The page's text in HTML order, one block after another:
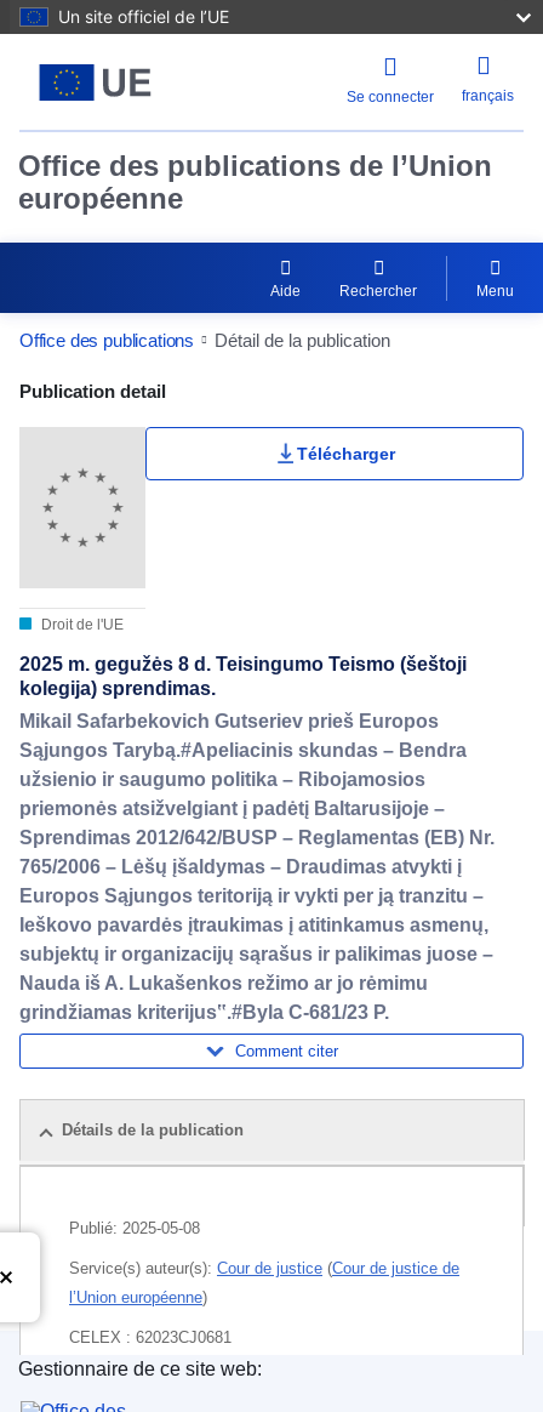
Un site officiel de l’UE
Se connecter français
Office des publications de l’Union
européenne
Aide Rechercher Menu
Office des publications Détail de la publication
Publication Detail Actions Portlet
Publication detail
Droit de l'UE
Télécharger
2025 m. gegužės 8 d. Teisingumo Teismo (šeštoji
kolegija) sprendimas.
Mikail Safarbekovich Gutseriev prieš Europos
Sąjungos Tarybą.#Apeliacinis skundas – Bendra
užsienio ir saugumo politika – Ribojamosios
priemonės atsižvelgiant į padėtį Baltarusijoje –
Sprendimas 2012/642/BUSP – Reglamentas (EB) Nr.
765/2006 – Lėšų įšaldymas – Draudimas atvykti į
Europos Sąjungos teritoriją ir vykti per ją tranzitu –
Ieškovo pavardės įtraukimas į atitinkamus asmenų,
subjektų ir organizacijų sąrašus ir palikimas juose –
Nauda iš A. Lukašenkos režimo ar jo rėmimu
grindžiamas kriterijus‟.#Byla C-681/23 P.
Comment citer
Détails de la publication
Publié: 2025-05-08
Service(s) auteur(s): Cour de justice (Cour de justice de
l’Union européenne)
CELEX : 62023CJ0681
ECLI : ECLI:EU:C:2025:327
Office des publications de l’Union européenne
Gestionnaire de ce site web: